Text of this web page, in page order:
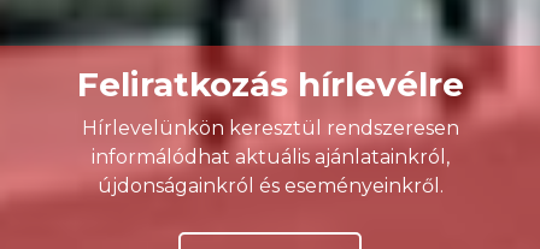
Feliratkozás hírlevélre
Hírlevelünkön keresztül rendszeresen
informálódhat aktuális ajánlatainkról,
újdonságainkról és eseményeinkről.